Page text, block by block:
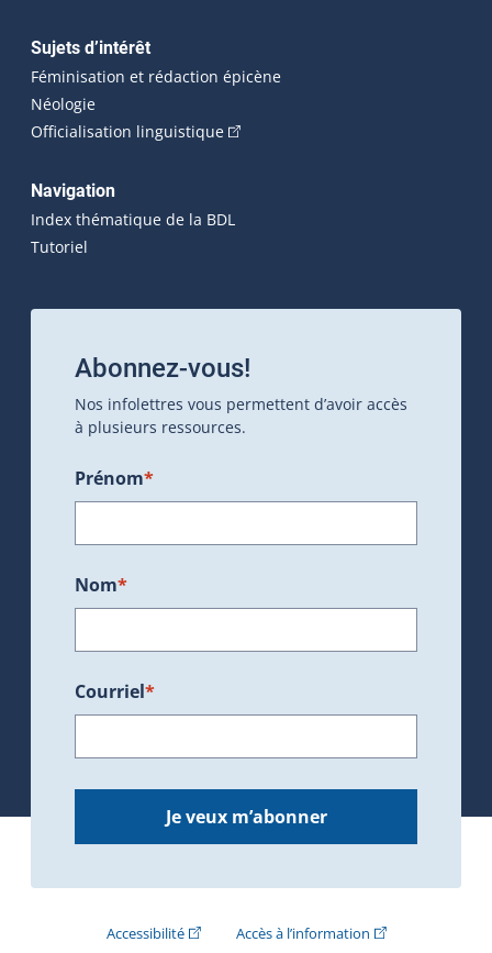
Sujets d’intérêt
Féminisation et rédaction épicène
Néologie
Officialisation linguistique(Cet hyperlien externe s'ouvrira
Navigation
Index thématique de la BDL
Tutoriel
Abonnez-vous!
Nos infolettres vous permettent d’avoir accès
à plusieurs ressources.
Prénom*
Nom*
Courriel*
Je veux m’abonner
Accessibilité(Cet hyperlien externe s'ouvrira dans une
Accès à l’information(Cet hyperlien